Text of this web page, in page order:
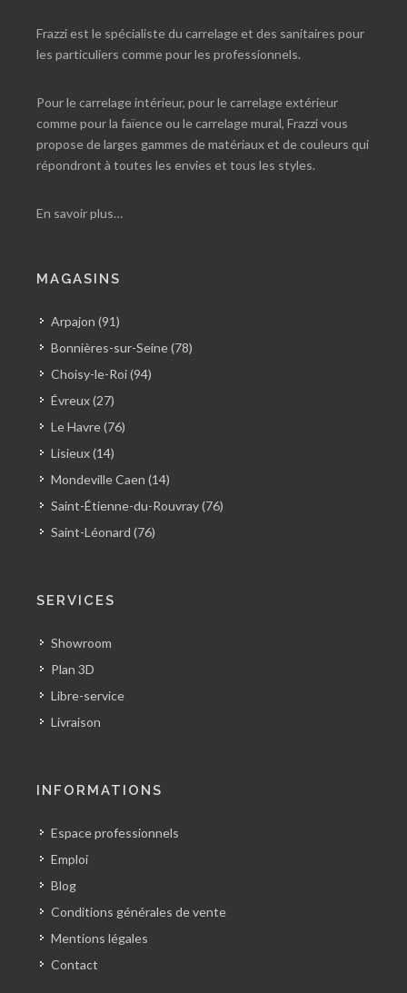
Frazzi est le spécialiste du carrelage et des sanitaires pour
les particuliers comme pour les professionnels.
Pour le carrelage intérieur, pour le carrelage extérieur
comme pour la faïence ou le carrelage mural, Frazzi vous
propose de larges gammes de matériaux et de couleurs qui
répondront à toutes les envies et tous les styles.
En savoir plus…
MAGASINS
Arpajon (91)
Bonnières-sur-Seine (78)
Choisy-le-Roi (94)
Évreux (27)
Le Havre (76)
Lisieux (14)
Mondeville Caen (14)
Saint-Étienne-du-Rouvray (76)
Saint-Léonard (76)
SERVICES
Showroom
Plan 3D
Libre-service
Livraison
INFORMATIONS
Espace professionnels
Emploi
Blog
Conditions générales de vente
Mentions légales
Contact